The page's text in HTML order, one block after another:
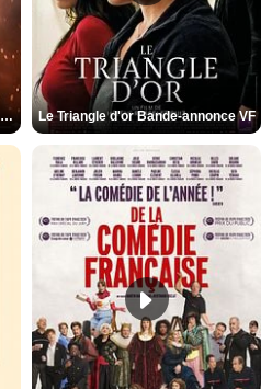
L'Odyssée Bande-annonce VO STFR Le Triangle d'or Bande-annonce VF